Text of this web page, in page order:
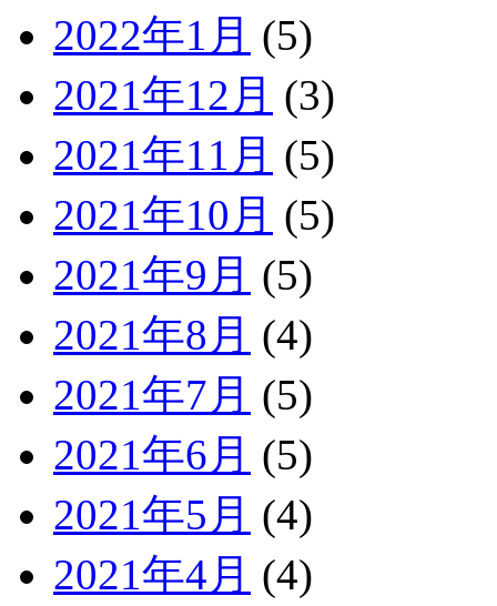
2022年1月 (5)
2021年12月 (3)
2021年11月 (5)
2021年10月 (5)
2021年9月 (5)
2021年8月 (4)
2021年7月 (5)
2021年6月 (5)
2021年5月 (4)
2021年4月 (4)